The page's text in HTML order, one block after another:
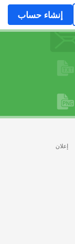
إنشاء حساب
إعلان